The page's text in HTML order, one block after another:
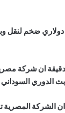
ضخم لنقل
الدقيقة ان شركة
الدوري السوداني
ان الشركة